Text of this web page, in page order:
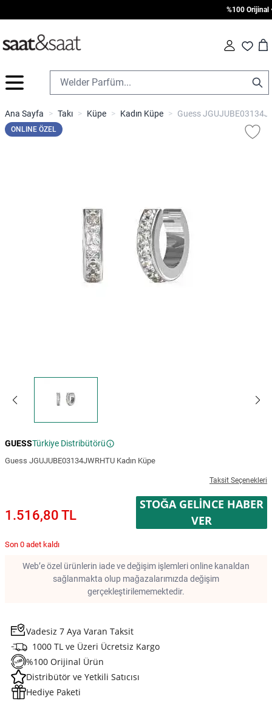
%100 Orijinal •
Fav Cart
İçeriğe geç
Ana Sayfa > Takı > Küpe > Kadın Küpe > Guess
ONLINE ÖZEL
GUESSTürkiye Distribütörü
Guess JGUJUBE03134JWRHTU Kadın Küpe
Taksit Seçenekleri
1.516,80 TL
STOĞA GELINCE HABER
VER
Son 0 adet kaldı
Web’e özel ürünlerin iade ve değişim işlemleri online kanaldan
sağlanmakta olup mağazalarımızda değişim
gerçekleştirilememektedir.
Vadesiz 7 Aya Varan Taksit
1000 TL ve Üzeri Ücretsiz Kargo
%100 Orijinal Ürün
Distribütör ve Yetkili Satıcısı
Hediye Paketi